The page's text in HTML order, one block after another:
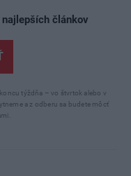
článkov
týždňa – vo štvrtok alebo v
a z odberu sa budete môcť